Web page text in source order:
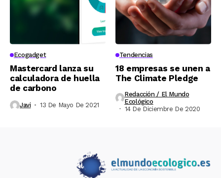
Ecogadget
Mastercard lanza su
calculadora de huella
de carbono
Javi 13 De Mayo De 2021
Tendencias
18 empresas se unen a
The Climate Pledge
Redacción / El Mundo
Ecológico
14 De Diciembre De 2020